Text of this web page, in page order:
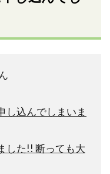
し込んでしまいま
した!! 断っても大